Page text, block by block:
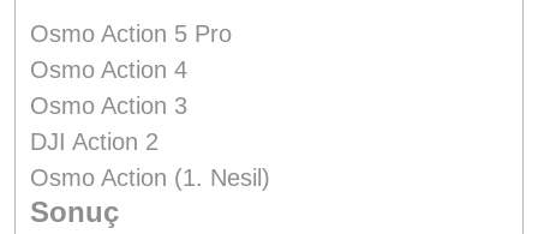
Osmo Action 5 Pro
Osmo Action 4
Osmo Action 3
DJI Action 2
Osmo Action (1. Nesil)
Sonuç